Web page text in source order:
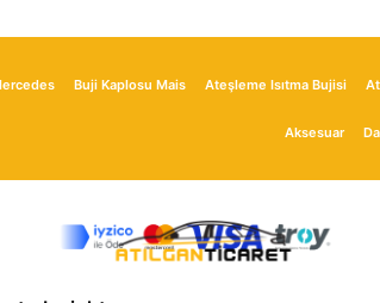
Buji Kaplosu Mais Ateşleme Isıtma Bujisi
Aksesuar